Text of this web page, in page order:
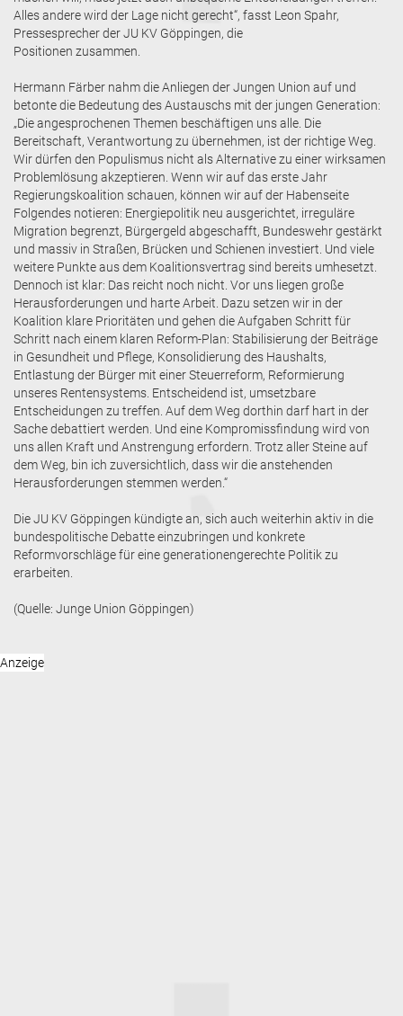
Alles andere wird der Lage nicht gerecht“, fasst Leon Spahr,
Pressesprecher der JU KV Göppingen, die
Positionen zusammen.
Hermann Färber nahm die Anliegen der Jungen Union auf und
betonte die Bedeutung des Austauschs mit der jungen Generation:
„Die angesprochenen Themen beschäftigen uns alle. Die
Bereitschaft, Verantwortung zu übernehmen, ist der richtige Weg.
Wir dürfen den Populismus nicht als Alternative zu einer wirksamen
Problemlösung akzeptieren. Wenn wir auf das erste Jahr
Regierungskoalition schauen, können wir auf der Habenseite
Folgendes notieren: Energiepolitik neu ausgerichtet, irreguläre
Migration begrenzt, Bürgergeld abgeschafft, Bundeswehr gestärkt
und massiv in Straßen, Brücken und Schienen investiert. Und viele
weitere Punkte aus dem Koalitionsvertrag sind bereits umhesetzt.
Dennoch ist klar: Das reicht noch nicht. Vor uns liegen große
Herausforderungen und harte Arbeit. Dazu setzen wir in der
Koalition klare Prioritäten und gehen die Aufgaben Schritt für
Schritt nach einem klaren Reform-Plan: Stabilisierung der Beiträge
in Gesundheit und Pflege, Konsolidierung des Haushalts,
Entlastung der Bürger mit einer Steuerreform, Reformierung
unseres Rentensystems. Entscheidend ist, umsetzbare
Entscheidungen zu treffen. Auf dem Weg dorthin darf hart in der
Sache debattiert werden. Und eine Kompromissfindung wird von
uns allen Kraft und Anstrengung erfordern. Trotz aller Steine auf
dem Weg, bin ich zuversichtlich, dass wir die anstehenden
Herausforderungen stemmen werden.“
Die JU KV Göppingen kündigte an, sich auch weiterhin aktiv in die
bundespolitische Debatte einzubringen und konkrete
Reformvorschläge für eine generationengerechte Politik zu
erarbeiten.
(Quelle: Junge Union Göppingen)